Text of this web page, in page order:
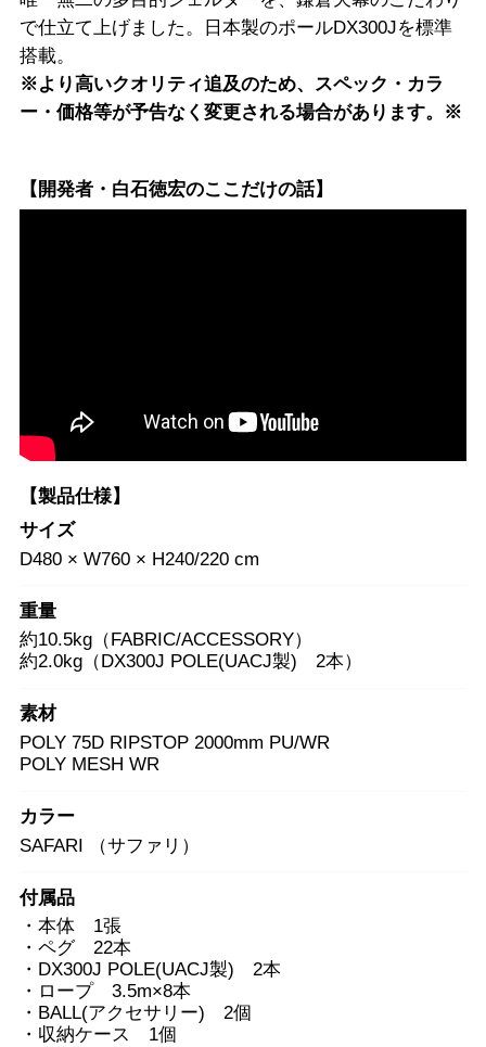
で仕立て上げました。日本製のポールDX300Jを標準
搭載。
※より高いクオリティ追及のため、スペック・カラ
ー・価格等が予告なく変更される場合があります。※
【開発者・白石徳宏のここだけの話】
【製品仕様】
サイズ
D480 × W760 × H240/220 cm
重量
約10.5kg（FABRIC/ACCESSORY）
約2.0kg（DX300J POLE(UACJ製) 2本）
素材
POLY 75D RIPSTOP 2000mm PU/WR
POLY MESH WR
カラー
SAFARI （サファリ）
付属品
・本体 1張
・ペグ 22本
・DX300J POLE(UACJ製) 2本
・ロープ 3.5m×8本
・BALL(アクセサリー) 2個
・収納ケース 1個